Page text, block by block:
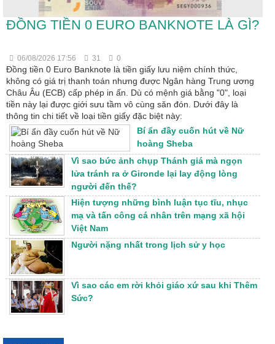
ĐỒNG TIỀN 0 EURO BANKNOTE LÀ GÌ?
06/08/2026 17:56 31 0
Đồng tiền 0 Euro Banknote là tiền giấy lưu niệm chính thức,
không có giá trị thanh toán nhưng được Ngân hàng Trung ương
Châu Âu (ECB) cấp phép in ấn. Dù có mệnh giá bằng "0", loại
tiền này lại được giới sưu tầm vô cùng săn đón. Dưới đây là
thông tin chi tiết về loại tiền giấy đặc biệt này:
Bí ẩn đầy cuốn hút về Nữ
hoàng Sheba
Vì sao bức ảnh chụp Thánh giá mà ngọn
lửa tránh ra ở Gironde lại lay động lòng
người đến thế?
Hiện tượng những bình luận tục tĩu, nhục
mạ và tấn công cá nhân trên mạng xã hội
Việt Nam
Người nặng nhất trong lịch sử y học
Vì sao các em rời khỏi giáo xứ sau khi Thêm
Sức?